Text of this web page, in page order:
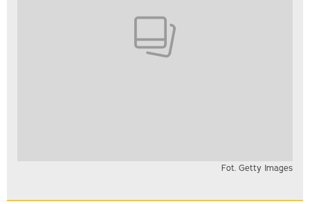
Fot. Getty Images